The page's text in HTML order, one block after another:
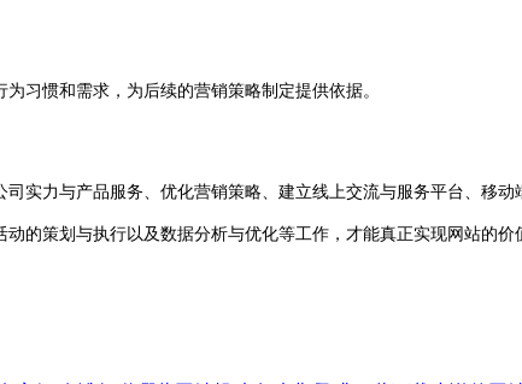
惯和需求，为后续的营销策略制定提供依据。
力与产品服务、优化营销策略、建立线上交流与服务平台、移动
的策划与执行以及数据分析与优化等工作，才能真正实现网站的价